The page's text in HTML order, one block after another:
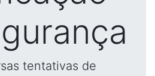
tentativas de